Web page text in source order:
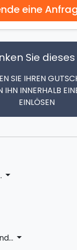
eine
Sie
SIE IHREN
IHN INNERHALB
EINLÖSEN
arrow_drop_down
arrow_drop_down